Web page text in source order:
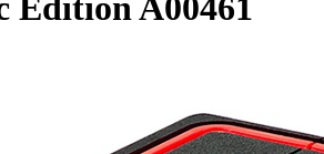
Edition A00461